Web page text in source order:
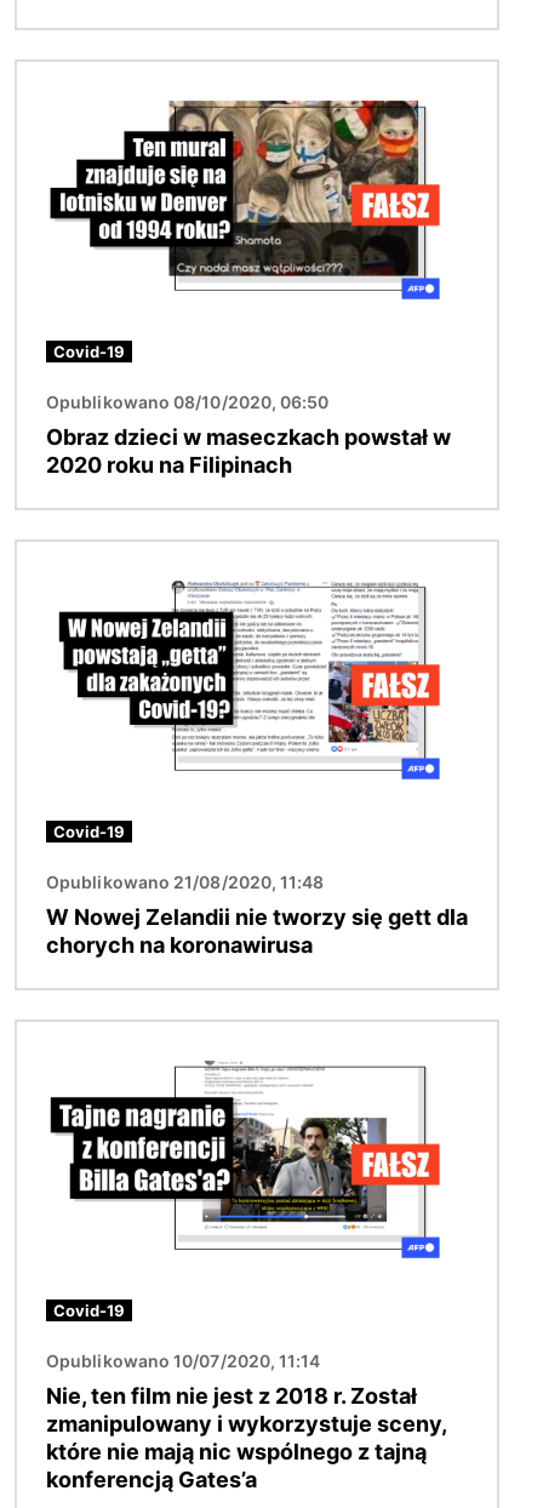
Covid-19
Opublikowano 08/10/2020, 06:50
Obraz dzieci w maseczkach powstał w
2020 roku na Filipinach
Covid-19
Opublikowano 21/08/2020, 11:48
W Nowej Zelandii nie tworzy się gett dla
chorych na koronawirusa
Covid-19
Opublikowano 10/07/2020, 11:14
Nie, ten film nie jest z 2018 r. Został
zmanipulowany i wykorzystuje sceny,
które nie mają nic wspólnego z tajną
konferencją Gates’a